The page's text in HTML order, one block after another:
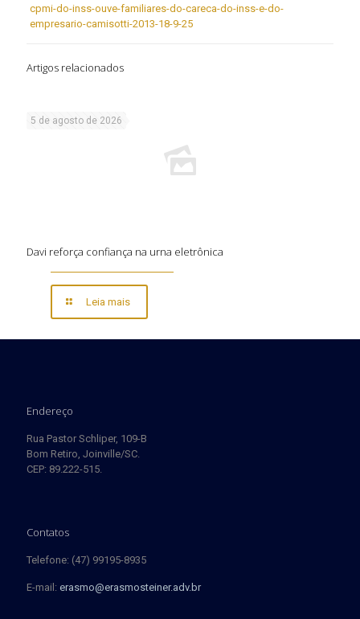
cpmi-do-inss-ouve-familiares-do-careca-do-inss-e-do-
empresario-camisotti-2013-18-9-25
Artigos relacionados
5 de agosto de 2026
Davi reforça confiança na urna eletrônica
Leia mais
Endereço
Rua Pastor Schliper, 109-B
Bom Retiro, Joinville/SC.
CEP: 89.222-515.
Contatos
Telefone: (47) 99195-8935
E-mail: erasmo@erasmosteiner.adv.br